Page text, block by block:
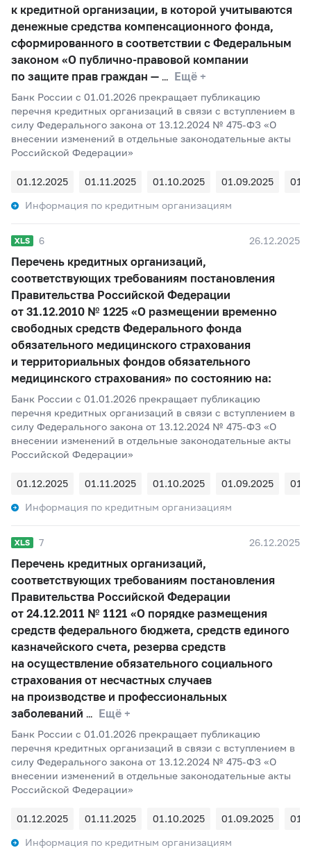
к кредитной организации, в которой учитываются
денежные средства компенсационного фонда,
сформированного в соответствии с Федеральным
законом «О публично-правовой компании
по защите прав граждан —
Ещё +
Банк России c 01.01.2026 прекращает публикацию
перечня кредитных организаций в связи с вступлением в
силу Федерального закона от 13.12.2024 № 475-ФЗ «О
внесении изменений в отдельные законодательные акты
Российской Федерации»
01.12.2025 01.11.2025 01.10.2025 01.09.2025
Информация по кредитным организациям
6 26.12.2025
Перечень кредитных организаций,
соответствующих требованиям постановления
Правительства Российской Федерации
от 31.12.2010 № 1225 «О размещении временно
свободных средств Федерального фонда
обязательного медицинского страхования
и территориальных фондов обязательного
медицинского страхования» по состоянию на:
Банк России c 01.01.2026 прекращает публикацию
перечня кредитных организаций в связи с вступлением в
силу Федерального закона от 13.12.2024 № 475-ФЗ «О
внесении изменений в отдельные законодательные акты
Российской Федерации»
01.12.2025 01.11.2025 01.10.2025 01.09.2025
Информация по кредитным организациям
7 26.12.2025
Перечень кредитных организаций,
соответствующих требованиям постановления
Правительства Российской Федерации
от 24.12.2011 № 1121 «О порядке размещения
средств федерального бюджета, средств единого
казначейского счета, резерва средств
на осуществление обязательного социального
страхования от несчастных случаев
на производстве и профессиональных
заболеваний
Ещё +
Банк России c 01.01.2026 прекращает публикацию
перечня кредитных организаций в связи с вступлением в
силу Федерального закона от 13.12.2024 № 475-ФЗ «О
внесении изменений в отдельные законодательные акты
Российской Федерации»
01.12.2025 01.11.2025 01.10.2025 01.09.2025
Информация по кредитным организациям